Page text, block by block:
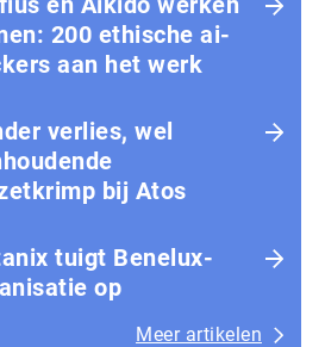
200 ethische ai-
aan het werk
verlies, wel
bij Atos
tuigt Benelux-
op
Meer artikelen